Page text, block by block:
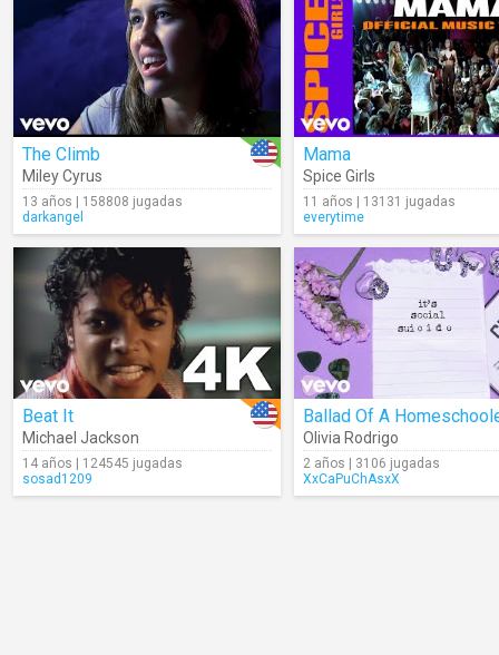
The Climb
Miley Cyrus
13 años | 158808 jugadas
darkangel
Mama
Spice Girls
11 años | 13131 jugadas
everytime
Beat It
Michael Jackson
14 años | 124545 jugadas
sosad1209
Olivia Rodrigo
2 años | 3106 jugadas
XxCaPuChAsxX